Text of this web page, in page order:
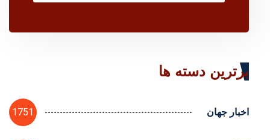
برترین دسته ها
اخبار جهان 1751